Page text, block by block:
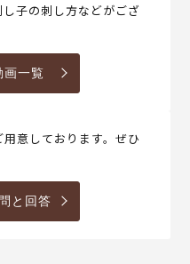
子の刺し方などがござ
画一覧
意しております。ぜひ
と回答